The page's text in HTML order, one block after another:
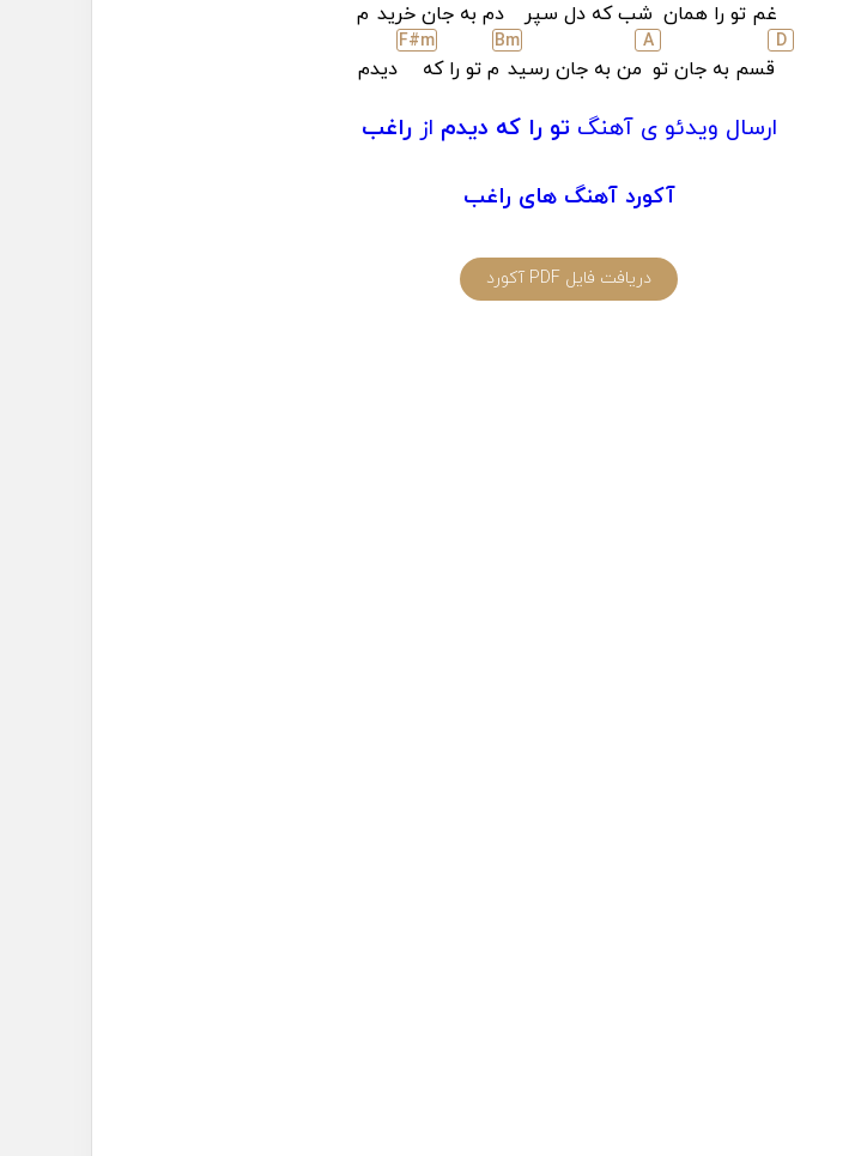
غم تو را همان شب که دل سپر دم به جان خرید م
D
قسم به جان تو
A
من به جان رسید
Bm
م تو را که
F#m
دیدم
ارسال ویدئو ی آهنگتو را که دیدم ازراغب
آکورد آهنگ های راغب
دریافت فایل PDF آکورد